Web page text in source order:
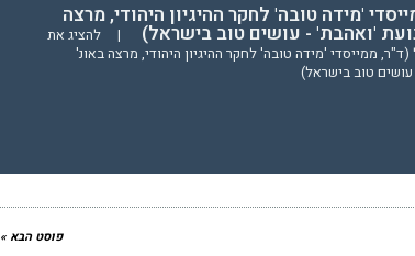
'מידה טובה' לחקר ההיגיון היהודי, מרצה
'ואהבת' - עושים טוב בישראל) |
להציג את
ממייסדי 'מידה טובה' לחקר ההיגיון היהודי, מרצה באונ'
טוב בישראל)
פוסט הבא »